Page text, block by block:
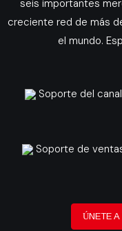
seis importantes
creciente red de más
el mundo.
Soporte del canal
Soporte de
ÚNETE